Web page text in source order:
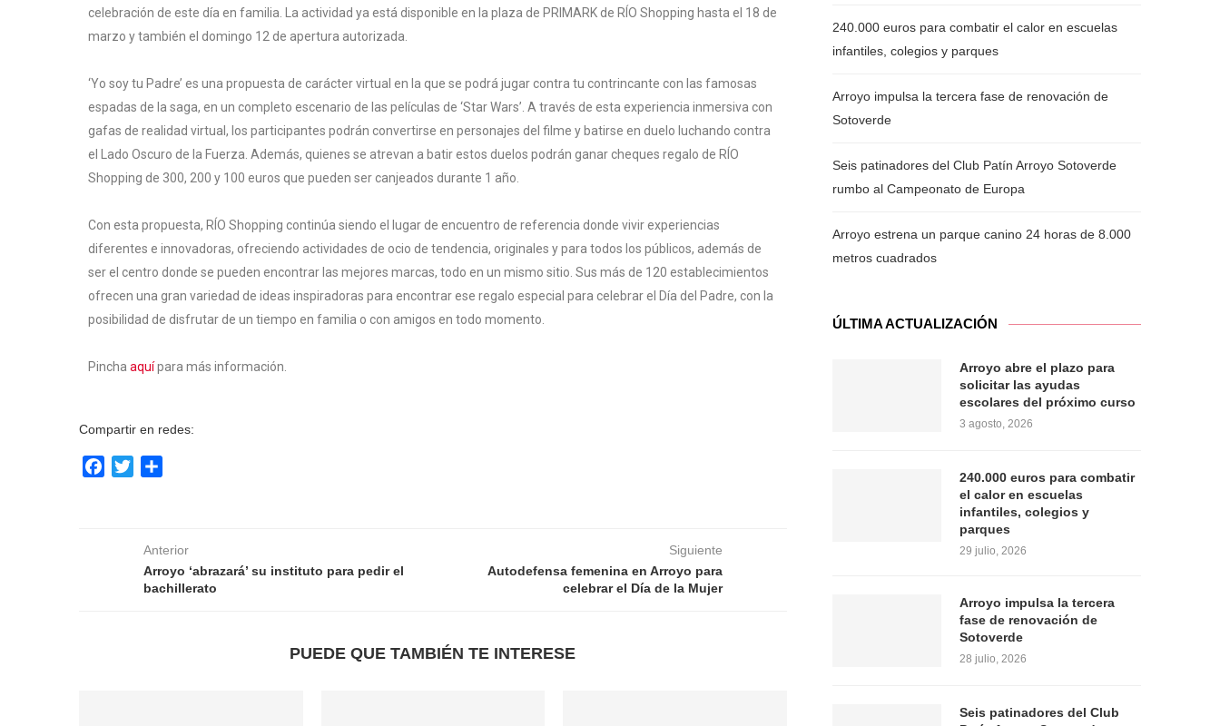
celebración de este día en familia. La actividad ya está disponible en la plaza de PRIMARK de RÍO Shopping hasta el 18 de
marzo y también el domingo 12 de apertura autorizada.
‘Yo soy tu Padre’ es una propuesta de carácter virtual en la que se podrá jugar contra tu contrincante con las famosas
espadas de la saga, en un completo escenario de las películas de ‘Star Wars’. A través de esta experiencia inmersiva con
gafas de realidad virtual, los participantes podrán convertirse en personajes del filme y batirse en duelo luchando contra
el Lado Oscuro de la Fuerza. Además, quienes se atrevan a batir estos duelos podrán ganar cheques regalo de RÍO
Shopping de 300, 200 y 100 euros que pueden ser canjeados durante 1 año.
Con esta propuesta, RÍO Shopping continúa siendo el lugar de encuentro de referencia donde vivir experiencias
diferentes e innovadoras, ofreciendo actividades de ocio de tendencia, originales y para todos los públicos, además de
ser el centro donde se pueden encontrar las mejores marcas, todo en un mismo sitio. Sus más de 120 establecimientos
ofrecen una gran variedad de ideas inspiradoras para encontrar ese regalo especial para celebrar el Día del Padre, con la
posibilidad de disfrutar de un tiempo en familia o con amigos en todo momento.
Pincha aquípara más información.
Compartir en redes:
Facebook
Twitter
Anterior
Arroyo ‘abrazará’ su instituto para pedir el
bachillerato
Siguiente
Autodefensa femenina en Arroyo para
celebrar el Día de la Mujer
PUEDE QUE TAMBIÉN TE INTERESE
240.000 euros para combatir el calor en escuelas
infantiles, colegios y parques
Arroyo impulsa la tercera fase de renovación de
Sotoverde
Seis patinadores del Club Patín Arroyo Sotoverde
rumbo al Campeonato de Europa
Arroyo estrena un parque canino 24 horas de 8.000
metros cuadrados
ÚLTIMA ACTUALIZACIÓN
Arroyo abre el plazo para
solicitar las ayudas
escolares del próximo curso
3 agosto, 2026
240.000 euros para combatir
el calor en escuelas
infantiles, colegios y
parques
29 julio, 2026
Arroyo impulsa la tercera
fase de renovación de
Sotoverde
28 julio, 2026
Seis patinadores del Club